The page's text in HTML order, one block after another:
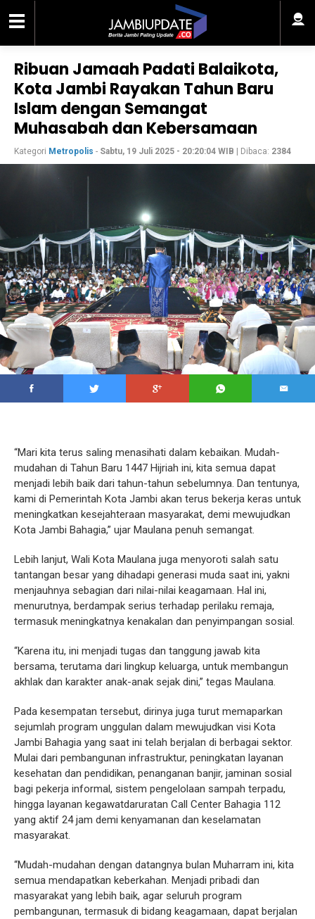
Ribuan Jamaah Padati Balaikota,
Kota Jambi Rayakan Tahun Baru
Islam dengan Semangat
Muhasabah dan Kebersamaan
Kategori Metropolis - Sabtu, 19 Juli 2025 - 20:20:04 WIB | Dibaca: 2384
“Mari kita terus saling menasihati dalam kebaikan. Mudah-
mudahan di Tahun Baru 1447 Hijriah ini, kita semua dapat
menjadi lebih baik dari tahun-tahun sebelumnya. Dan tentunya,
kami di Pemerintah Kota Jambi akan terus bekerja keras untuk
meningkatkan kesejahteraan masyarakat, demi mewujudkan
Kota Jambi Bahagia,” ujar Maulana penuh semangat.
Lebih lanjut, Wali Kota Maulana juga menyoroti salah satu
tantangan besar yang dihadapi generasi muda saat ini, yakni
menjauhnya sebagian dari nilai-nilai keagamaan. Hal ini,
menurutnya, berdampak serius terhadap perilaku remaja,
termasuk meningkatnya kenakalan dan penyimpangan sosial.
“Karena itu, ini menjadi tugas dan tanggung jawab kita
bersama, terutama dari lingkup keluarga, untuk membangun
akhlak dan karakter anak-anak sejak dini,” tegas Maulana.
Pada kesempatan tersebut, dirinya juga turut memaparkan
sejumlah program unggulan dalam mewujudkan visi Kota
Jambi Bahagia yang saat ini telah berjalan di berbagai sektor.
Mulai dari pembangunan infrastruktur, peningkatan layanan
kesehatan dan pendidikan, penanganan banjir, jaminan sosial
bagi pekerja informal, sistem pengelolaan sampah terpadu,
hingga layanan kegawatdaruratan Call Center Bahagia 112
yang aktif 24 jam demi kenyamanan dan keselamatan
masyarakat.
“Mudah-mudahan dengan datangnya bulan Muharram ini, kita
semua mendapatkan keberkahan. Menjadi pribadi dan
masyarakat yang lebih baik, agar seluruh program
pembangunan, termasuk di bidang keagamaan, dapat berjalan